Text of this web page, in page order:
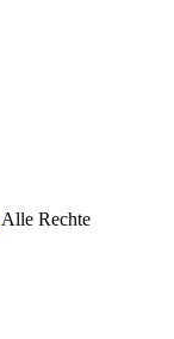
Alle Rechte